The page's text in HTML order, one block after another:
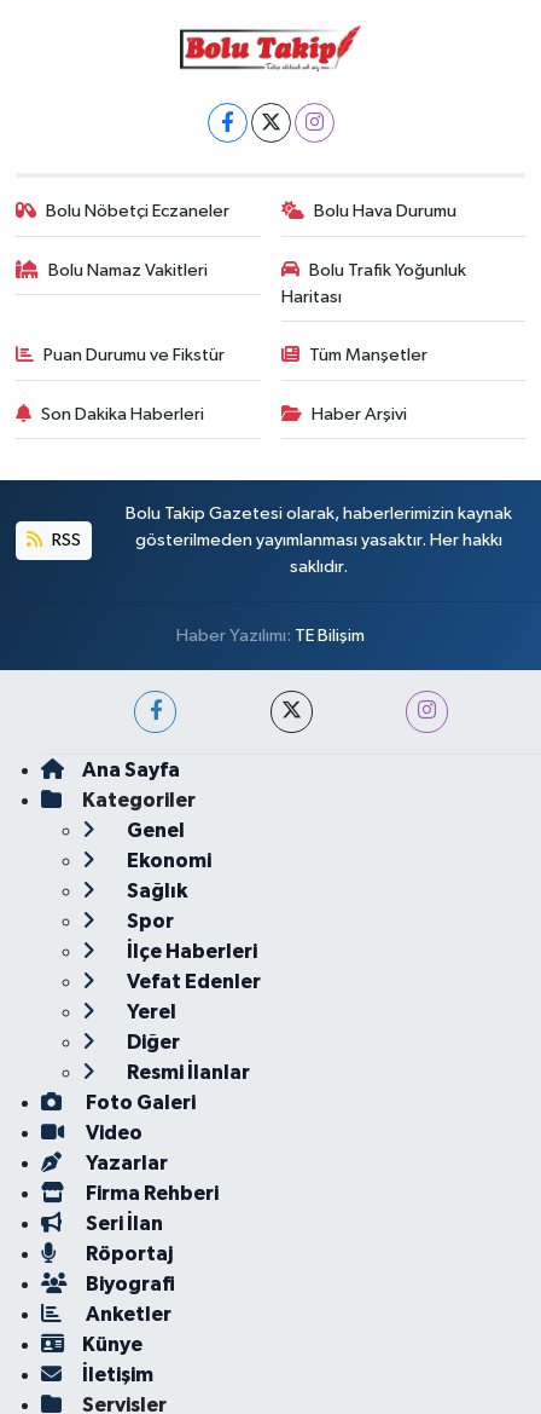
Bolu Nöbetçi Eczaneler Bolu Hava Durumu
Bolu Namaz Vakitleri
Bolu Trafik Yoğunluk
Haritası
Puan Durumu ve Fikstür Tüm Manşetler
Son Dakika Haberleri Haber Arşivi
RSS
Bolu Takip Gazetesi olarak, haberlerimizin kaynak
gösterilmeden yayımlanması yasaktır. Her hakkı
saklıdır.
Haber Yazılımı: TE Bilişim
Ana Sayfa
Kategoriler
Genel
Ekonomi
Sağlık
Spor
İlçe Haberleri
Vefat Edenler
Yerel
Diğer
Resmi İlanlar
Foto Galeri
Video
Yazarlar
Firma Rehberi
Seri İlan
Röportaj
Biyografi
Anketler
Künye
İletişim
Servisler